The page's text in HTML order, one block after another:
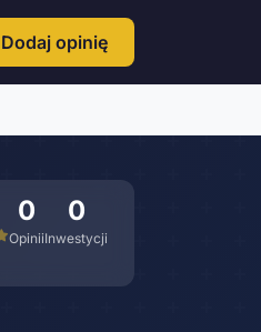
Dodaj opinię
0
Opinii
0
Inwestycji